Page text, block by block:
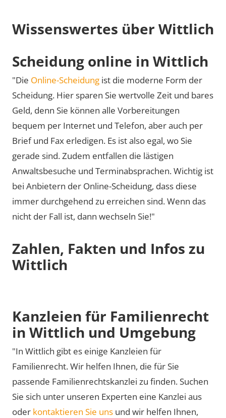
Wissenswertes über Wittlich
Scheidung online in Wittlich
"Die Online-Scheidung ist die moderne Form der
Scheidung. Hier sparen Sie wertvolle Zeit und bares
Geld, denn Sie können alle Vorbereitungen
bequem per Internet und Telefon, aber auch per
Brief und Fax erledigen. Es ist also egal, wo Sie
gerade sind. Zudem entfallen die lästigen
Anwaltsbesuche und Terminabsprachen. Wichtig ist
bei Anbietern der Online-Scheidung, dass diese
immer durchgehend zu erreichen sind. Wenn das
nicht der Fall ist, dann wechseln Sie!"
Zahlen, Fakten und Infos zu
Wittlich
Kanzleien für Familienrecht
in Wittlich und Umgebung
"In Wittlich gibt es einige Kanzleien für
Familienrecht. Wir helfen Ihnen, die für Sie
passende Familienrechtskanzlei zu finden. Suchen
Sie sich unter unseren Experten eine Kanzlei aus
oder kontaktieren Sie uns und wir helfen Ihnen,